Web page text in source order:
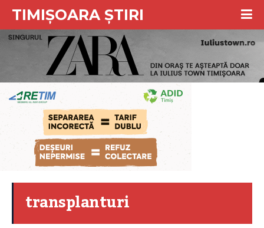
TIMIȘOARA ȘTIRI
transplanturi